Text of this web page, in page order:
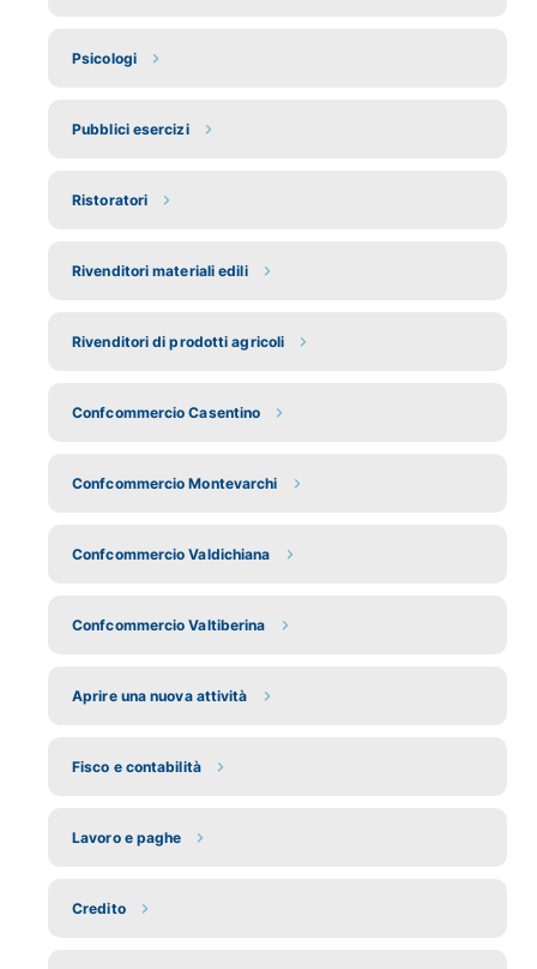
Psicologi
Pubblici esercizi
Ristoratori
Rivenditori materiali edili
Rivenditori di prodotti agricoli
Confcommercio Casentino
Confcommercio Montevarchi
Confcommercio Valdichiana
Confcommercio Valtiberina
Aprire una nuova attività
Fisco e contabilità
Lavoro e paghe
Credito